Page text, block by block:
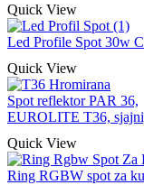
Quick View
Led Profile Spot 30w
Quick View
Spot reflektor PAR 36,
EUROLITE T36,
Quick View
Ring RGBW spot za